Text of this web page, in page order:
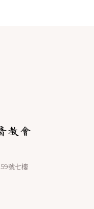
號七樓